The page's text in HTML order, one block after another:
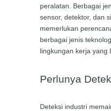
peralatan. Berbagai
sensor, detektor, dan
memerlukan
berbagai jenis
lingkungan kerja yang
Perlunya
Deteksi industri